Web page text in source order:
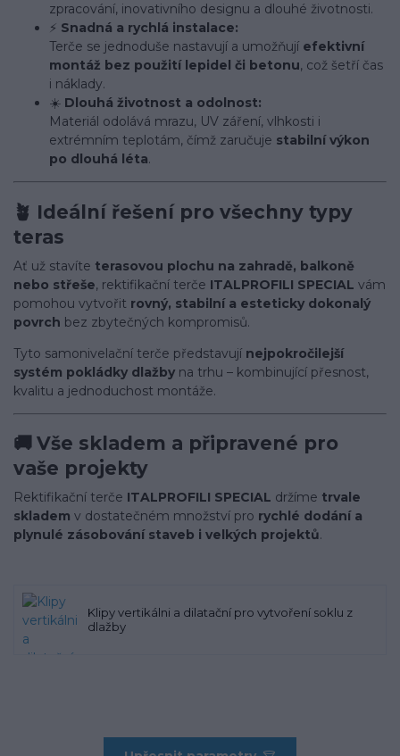
zpracování, inovativního designu a dlouhé životnosti.
⚡ Snadná a rychlá instalace:
Terče se jednoduše nastavují a umožňují efektivní
montáž bez použití lepidel či betonu, což šetří čas
i náklady.
☀️ Dlouhá životnost a odolnost:
Materiál odolává mrazu, UV záření, vlhkosti i
extrémním teplotám, čímž zaručuje stabilní výkon
po dlouhá léta.
🪴 Ideální řešení pro všechny typy
teras
Ať už stavíte terasovou plochu na zahradě, balkoně
nebo střeše, rektifikační terče ITALPROFILI SPECIAL vám
pomohou vytvořit rovný, stabilní a esteticky dokonalý
povrch bez zbytečných kompromisů.
Tyto samonivelační terče představují nejpokročilejší
systém pokládky dlažby na trhu – kombinující přesnost,
kvalitu a jednoduchost montáže.
🚚 Vše skladem a připravené pro
vaše projekty
Rektifikační terče ITALPROFILI SPECIAL držíme trvale
skladem v dostatečném množství pro rychlé dodání a
plynulé zásobování staveb i velkých projektů.
Klipy vertikálni a dilatační pro vytvoření soklu z
dlažby